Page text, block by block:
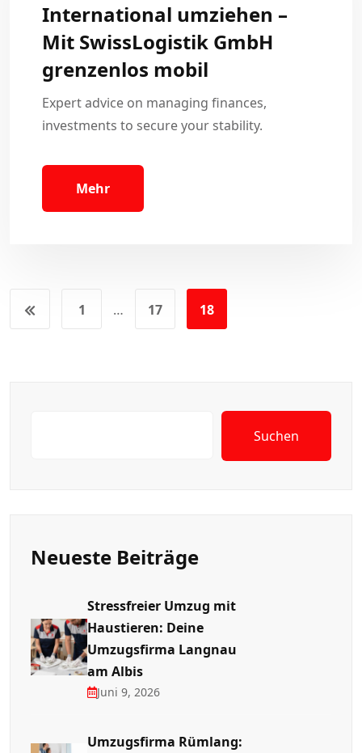
International umziehen –
Mit SwissLogistik GmbH
grenzenlos mobil
Expert advice on managing finances,
investments to secure your stability.
Mehr
1 … 17 18
Suchen
Neueste Beiträge
Stressfreier Umzug mit
Haustieren: Deine
Umzugsfirma Langnau
am Albis
Juni 9, 2026
Umzugsfirma Rümlang: